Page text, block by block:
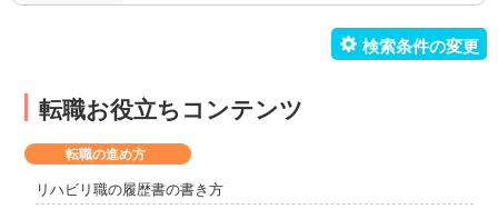
転職お役立ちコンテンツ
転職の進め方
リハビリ職の履歴書の書き方